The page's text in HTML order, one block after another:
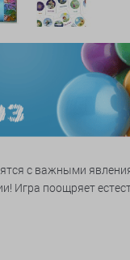
с важными
Игра поощряет